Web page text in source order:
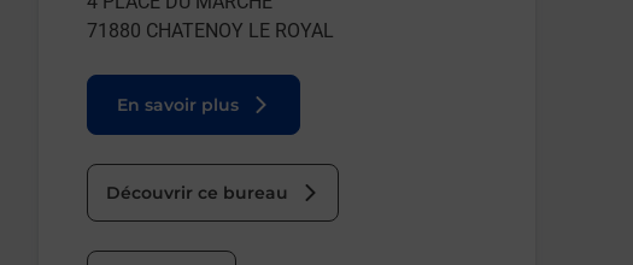
71880 CHATENOY LE ROYAL
En savoir plus
Découvrir ce bureau